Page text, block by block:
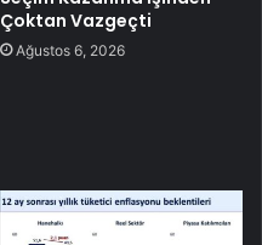
Çoktan Vazgeçti
Ağustos 6, 2026